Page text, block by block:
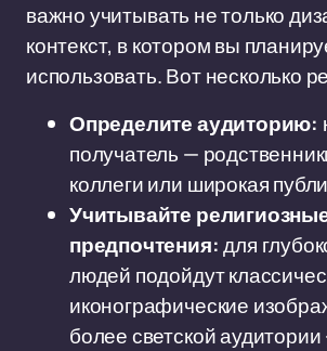
важно учитывать не только
контекст, в котором вы
использовать. Вот несколько
Определите аудиторию:
получатель —
коллеги или широкая
Учитывайте
предпочтения:для
людей подойдут
иконографические
более светской